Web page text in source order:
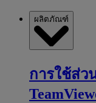
ผลิตภัณฑ์
การใช้ส่ว